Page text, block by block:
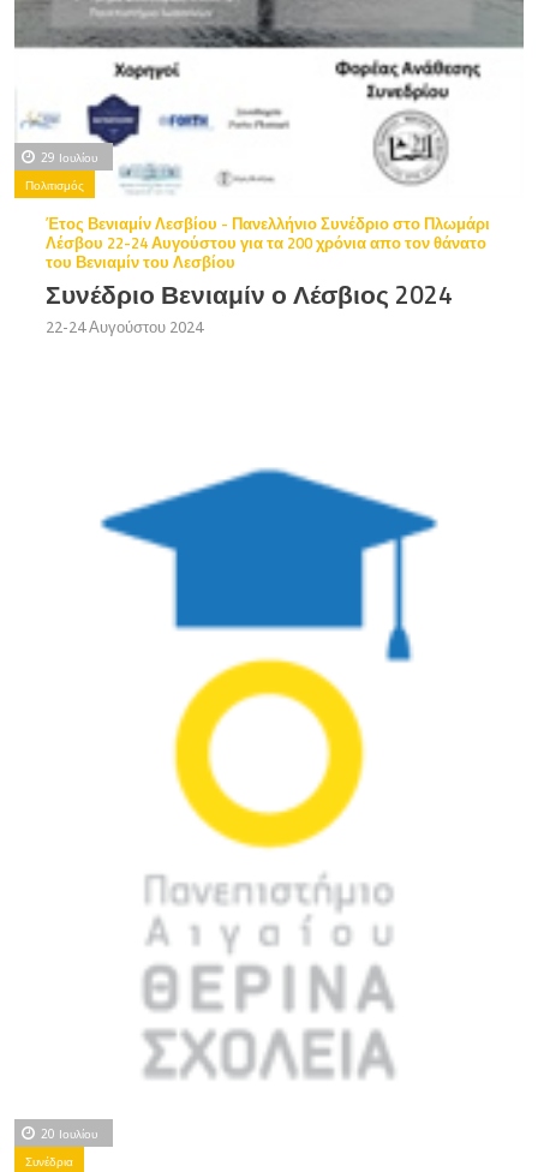
29 Ιουλίου
Πολιτισμός
Έτος Βενιαμίν Λεσβίου - Πανελλήνιο Συνέδριο στο Πλωμάρι
Λέσβου 22-24 Αυγούστου για τα 200 χρόνια απο τον θάνατο
του Βενιαμίν του Λεσβίου
Συνέδριο Βενιαμίν ο Λέσβιος 2024
22-24 Αυγούστου 2024
20 Ιουλίου
Συνέδρια